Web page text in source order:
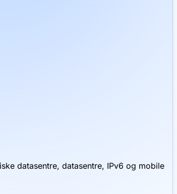
datasentre, datasentre, IPv6 og mobile